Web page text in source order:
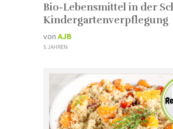
Bio-Lebensmittel in der
Kindergartenverpflegung
von AJB
5 JAHREN